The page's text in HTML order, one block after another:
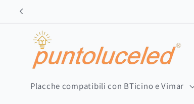
direttamente
Placche compatibili con BTicino e Vimar